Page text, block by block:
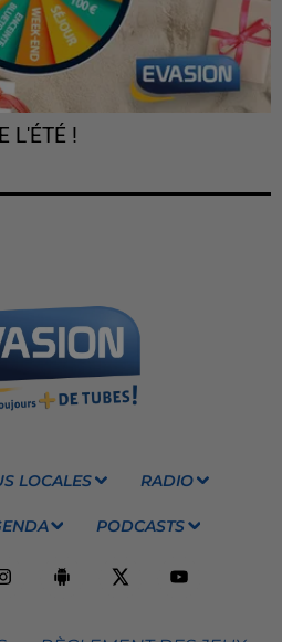
L'ÉTÉ !
LOCALES RADIO
PODCASTS